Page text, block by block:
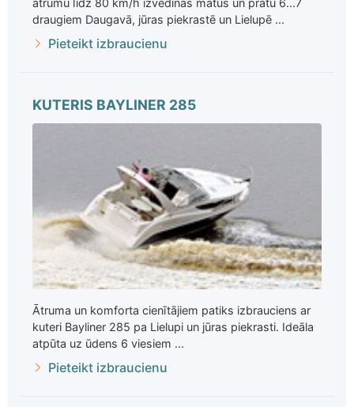
draugiem Daugavā, jūras piekrastē un Lielupē ...
Pieteikt izbraucienu
KUTERIS BAYLINER 285
Ātruma un komforta cienītājiem patiks izbrauciens ar
kuteri Bayliner 285 pa Lielupi un jūras piekrasti. Ideāla
atpūta uz ūdens 6 viesiem ...
Pieteikt izbraucienu